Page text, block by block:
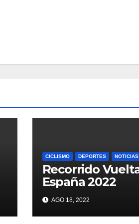
CICLISMO DEPORTES NOTICIAS
Recorrido
España 2022
AGO 18, 2022